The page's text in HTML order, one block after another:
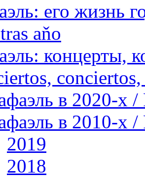
его жизнь
aňo
концерты,
в 2020-х /
в 2010-х /
2019
2018